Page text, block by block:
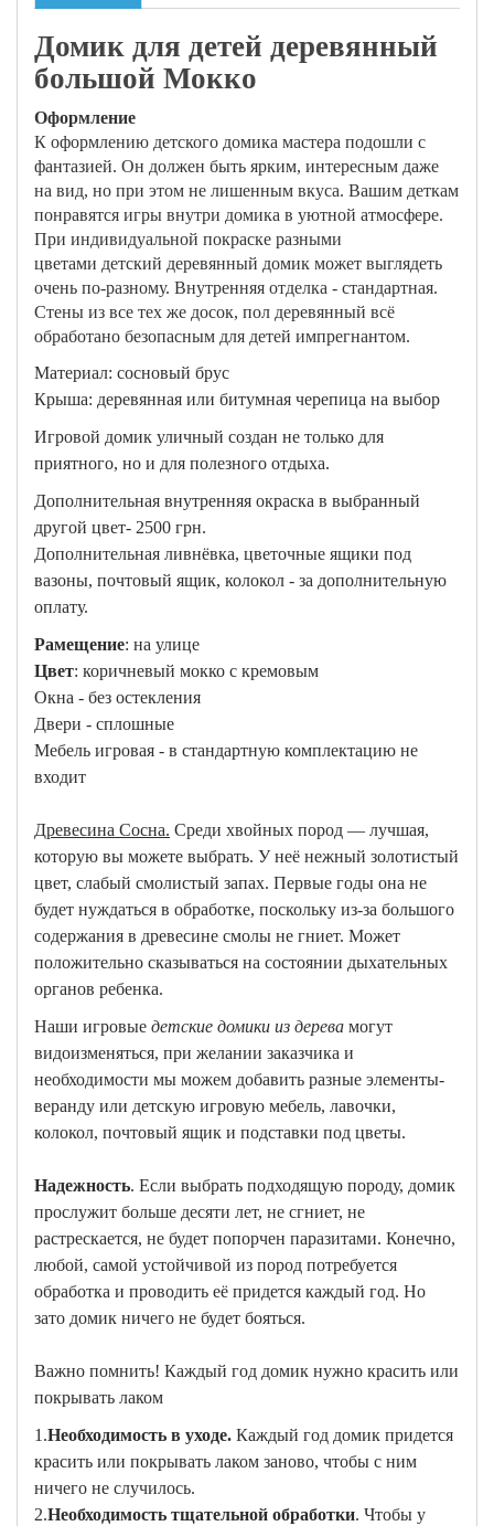
Домик для детей деревянный
большой Мокко
Оформление
К оформлению детского домика мастера подошли с
фантазией. Он должен быть ярким, интересным даже
на вид, но при этом не лишенным вкуса. Вашим деткам
понравятся игры внутри домика в уютной атмосфере.
При индивидуальной покраске разными
цветами детский деревянный домик может выглядеть
очень по-разному. Внутренняя отделка - стандартная.
Стены из все тех же досок, пол деревянный всё
обработано безопасным для детей импрегнантом.
Материал: сосновый брус
Крыша: деревянная или битумная черепица на выбор
Игровой домик уличный создан не только для
приятного, но и для полезного отдыха.
Дополнительная внутренняя окраска в выбранный
другой цвет- 2500 грн.
Дополнительная ливнёвка, цветочные ящики под
вазоны, почтовый ящик, колокол - за дополнительную
оплату.
Рамещение: на улице
Цвет: коричневый мокко с кремовым
Окна - без остекления
Двери - сплошные
Мебель игровая - в стандартную комплектацию не
входит
Древесина Сосна. Среди хвойных пород — лучшая,
которую вы можете выбрать. У неё нежный золотистый
цвет, слабый смолистый запах. Первые годы она не
будет нуждаться в обработке, поскольку из-за большого
содержания в древесине смолы не гниет. Может
положительно сказываться на состоянии дыхательных
органов ребенка.
Наши игровые детские домики из дерева могут
видоизменяться, при желании заказчика и
необходимости мы можем добавить разные элементы-
веранду или детскую игровую мебель, лавочки,
колокол, почтовый ящик и подставки под цветы.
Надежность. Если выбрать подходящую породу, домик
прослужит больше десяти лет, не сгниет, не
растрескается, не будет попорчен паразитами. Конечно,
любой, самой устойчивой из пород потребуется
обработка и проводить её придется каждый год. Но
зато домик ничего не будет бояться.
Важно помнить! Каждый год домик нужно красить или
покрывать лаком
1.Необходимость в уходе. Каждый год домик придется
красить или покрывать лаком заново, чтобы с ним
ничего не случилось.
2.Необходимость тщательной обработки. Чтобы у